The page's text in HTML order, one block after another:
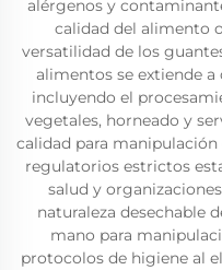
alérgenos y
calidad del alimento
versatilidad de los
alimentos se extiende a
incluyendo el
vegetales, horneado y
calidad para
regulatorios estrictos
salud y
naturaleza desechable
mano para
protocolos de higiene al